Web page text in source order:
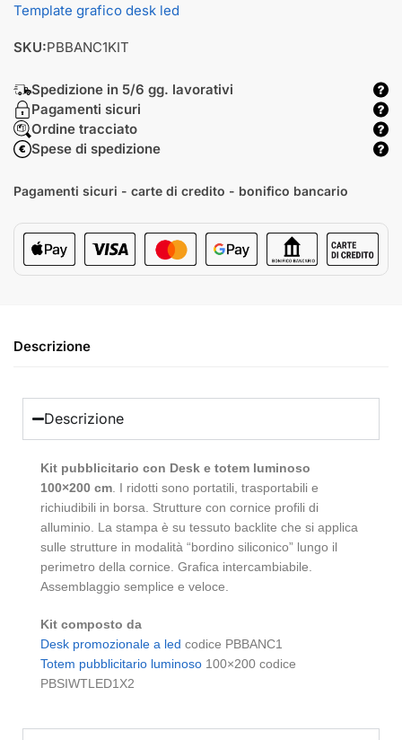
Template grafico desk led
SKU:PBBANC1KIT
Spedizione in 5/6 gg. lavorativi
Pagamenti sicuri
Ordine tracciato
Spese di spedizione
Pagamenti sicuri - carte di credito - bonifico bancario
Descrizione
Descrizione
Kit pubblicitario con Desk e totem luminoso
100×200 cm. I ridotti sono portatili, trasportabili e
richiudibili in borsa. Strutture con cornice profili di
alluminio. La stampa è su tessuto backlite che si applica
sulle strutture in modalità “bordino siliconico” lungo il
perimetro della cornice. Grafica intercambiabile.
Assemblaggio semplice e veloce.
Kit composto da
Desk promozionale a led codice PBBANC1
Totem pubblicitario luminoso 100×200 codice
PBSIWTLED1X2